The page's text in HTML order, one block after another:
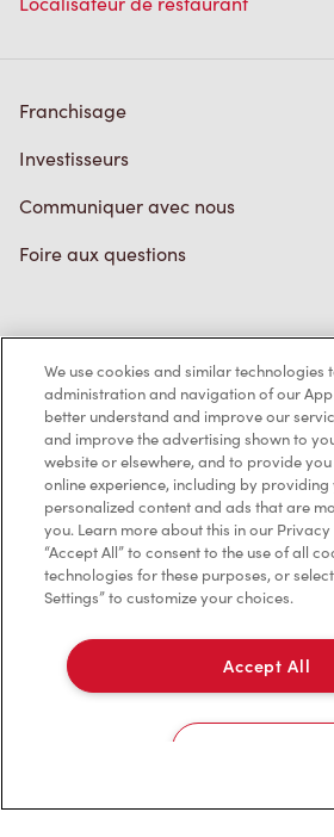
Franchisage
Investisseurs
Communiquer avec nous
Foire aux questions
Politique de confidentialité
Conditions de service
Marques de commerce
Accessibilité
Diagnostic
Contactez-nous
We use cookies and similar technologies
administration and navigation of our
better understand and improve our
and improve the advertising shown to
website or elsewhere, and to provide
online experience, including by providing
personalized content and ads that are
you. Learn more about this in our Privacy
“Accept All” to consent to the use of all
technologies for these purposes, or
Settings” to customize your choices.
Accept All